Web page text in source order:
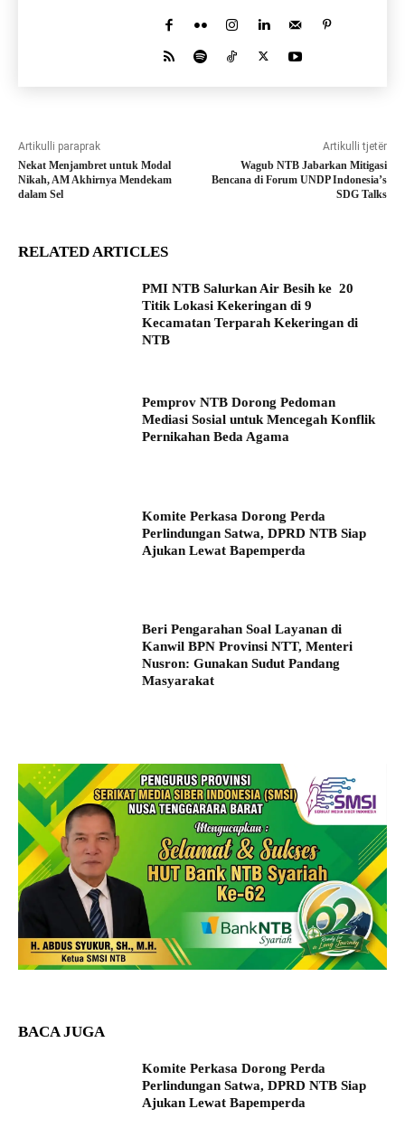
Artikulli paraprak
Nekat Menjambret untuk Modal
Nikah, AM Akhirnya Mendekam
dalam Sel
Artikulli tjetër
Wagub NTB Jabarkan Mitigasi
Bencana di Forum UNDP Indonesia’s
SDG Talks
RELATED ARTICLES
PMI NTB Salurkan Air Besih ke 20
Titik Lokasi Kekeringan di 9
Kecamatan Terparah Kekeringan di
NTB
Pemprov NTB Dorong Pedoman
Mediasi Sosial untuk Mencegah Konflik
Pernikahan Beda Agama
Komite Perkasa Dorong Perda
Perlindungan Satwa, DPRD NTB Siap
Ajukan Lewat Bapemperda
Beri Pengarahan Soal Layanan di
Kanwil BPN Provinsi NTT, Menteri
Nusron: Gunakan Sudut Pandang
Masyarakat
BACA JUGA
Komite Perkasa Dorong Perda
Perlindungan Satwa, DPRD NTB Siap
Ajukan Lewat Bapemperda